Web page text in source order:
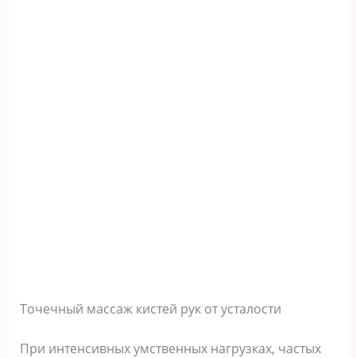
Точечный массаж кистей рук от усталости
При интенсивных умственных нагрузках, частых